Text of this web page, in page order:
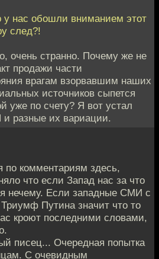
у нас обошли вниманием этот
след?!
очень странно. Почему же не
продажи части
врагам взорвавшим наших
источников сыпется
уже по счету? Я вот устал
разные их вариации.
по комментариям здесь,
что если Запад нас за что
нечему. Если западные СМИ с
Путина значит что то
кроют последними словами,
писец... Очередная попытка
С очевидным